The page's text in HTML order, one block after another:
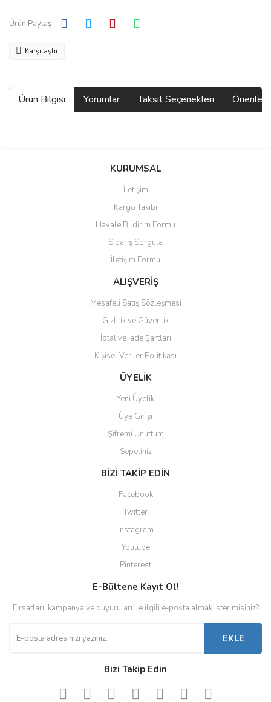
Ürün Paylaş :
Karşılaştır
Ürün Bilgisi Yorumlar Taksit Seçenekleri
Bu ürüne ilk yorumu siz yapın!
Ürün resmi kalitesiz, bozuk veya görüntülenemiyor.
Ürün açıklamasında eksik bilgiler bulunuyor.
Ürün bilgilerinde hatalar bulunuyor.
Ürün fiyatı diğer sitelerden daha pahalı.
Bu ürüne benzer farklı alternatifler olmalı.
Gönder
KURUMSAL
İletişim
Kargo Takibi
Havale Bildirim Formu
Sipariş Sorgula
İletişim Formu
ALIŞVERİŞ
Mesafeli Satış Sözleşmesi
Gizlilik ve Güvenlik
İptal ve İade Şartları
Kişisel Veriler Politikası
ÜYELİK
Yeni Üyelik
Üye Girişi
Şifremi Unuttum
Sepetiniz
BİZİ TAKİP EDİN
Facebook
Twitter
Instagram
Youtube
Pinterest
E-Bültene Kayıt Ol!
Fırsatları, kampanya ve duyuruları ile ilgili e-posta almak ister misiniz?
EKLE
Bizi Takip Edin